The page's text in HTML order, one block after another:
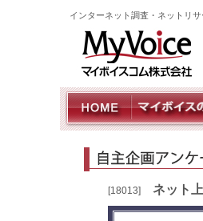
インターネット調査・ネットリ
[18013] ネット